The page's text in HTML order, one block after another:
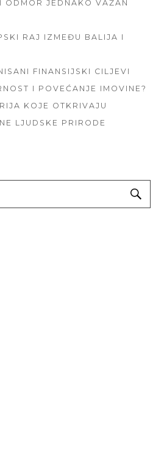
ODMOR JEDNAKO VAŽAN
RAJ IZMEĐU BALIJA I
FINANSIJSKI CILJEVI
I POVEĆANJE IMOVINE?
KOJE OTKRIVAJU
LJUDSKE PRIRODE